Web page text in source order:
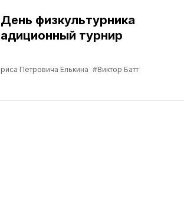
физкультурника
турнир
Петровича Елькина #Виктор Батт